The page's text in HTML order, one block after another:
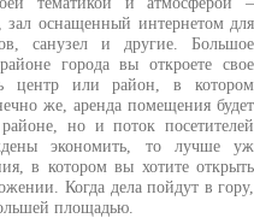
зал оснащенный интернетом для
санузел и другие. Большое
города вы откроете свое
центр или район, в котором
же, аренда помещения будет
но и поток посетителей
экономить, то лучше уж
в котором вы хотите открыть
Когда дела пойдут в гору,
площадью.